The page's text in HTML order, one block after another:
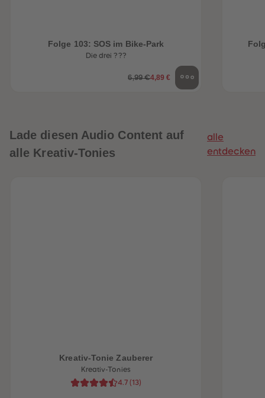
Folge 103: SOS im Bike-Park
Die drei ???
6,99 €4,89 €
Lade diesen Audio Content auf
alle Kreativ-Tonies
alle
entdecken
Kreativ-Tonie Zauberer
Kreativ-Tonies
4.7 (13)